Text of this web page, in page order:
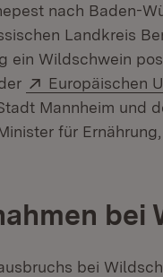
nach Baden-
Landkreis
ein Wildschwein
Extern:
Europäischen
Mannheim und
für
bei
bei